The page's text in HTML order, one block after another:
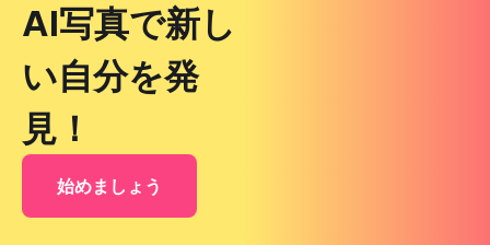
AI写真で新し
い自分を発
見！
始めましょう